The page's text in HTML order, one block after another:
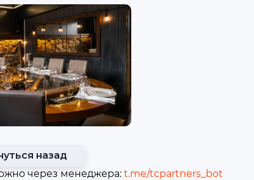
назад
через менеджера: t.me/tcpartners_bot